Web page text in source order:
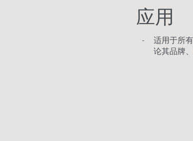
应用
适用于所
论其品牌